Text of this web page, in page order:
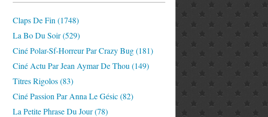
Claps De Fin (1748)
La Bo Du Soir(529)
Ciné Polar-Sf-Horreur Par Crazy Bug(181)
Ciné Actu Par Jean Aymar De Thou (149)
Titres Rigolos(83)
Ciné Passion Par Anna Le Gésic(82)
La Petite Phrase Du Jour(78)